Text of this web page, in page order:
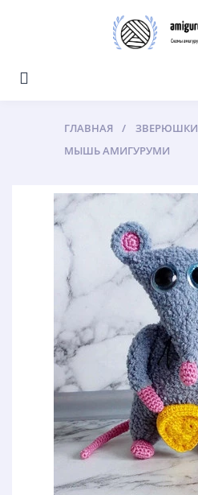
ГЛАВНАЯ ЗВЕРЮШКИ
МЫШЬ АМИГУРУМИ